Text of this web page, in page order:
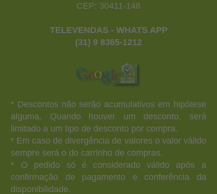
CEP: 30411-148
TELEVENDAS - WHATS APP
(31) 9 8365-1212
* Descontos não serão acumulativos em hipótese
alguma. Quando houver um desconto, será
limitado a um tipo de desconto por compra.
* Em caso de divergência de valores o valor válido
sempre será o do carrinho de compras.
* O pedido só é considerado válido após a
confirmação de pagamento e conferência da
disponibilidade.